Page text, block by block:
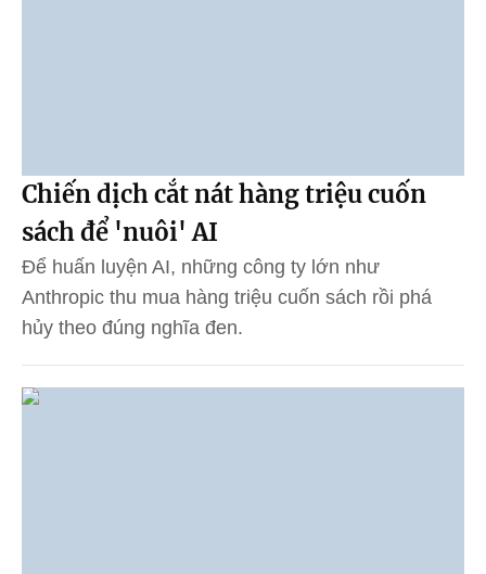
Chiến dịch cắt nát hàng triệu cuốn
sách để 'nuôi' AI
Để huấn luyện AI, những công ty lớn như
Anthropic thu mua hàng triệu cuốn sách rồi phá
hủy theo đúng nghĩa đen.